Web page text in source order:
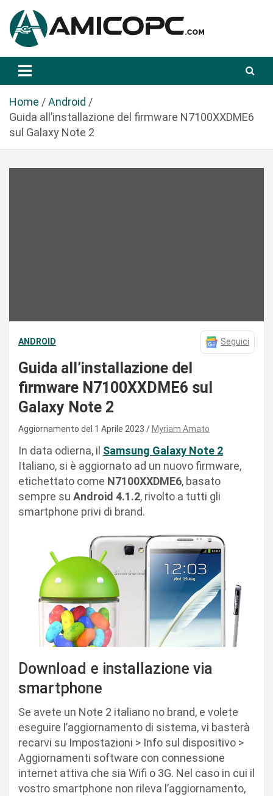
a
Amicopc.com
Home
Android
Guida all’installazione del firmware N7100XXDME6
sul Galaxy Note 2
ANDROID Seguici
Guida all’installazione del
firmware N7100XXDME6 sul
Galaxy Note 2
Aggiornamento del 1 Aprile 2023 Myriam Amato
In data odierna, il Samsung Galaxy Note 2
Italiano, si è aggiornato ad un nuovo firmware,
etichettato come N7100XXDME6, basato
sempre su Android 4.1.2, rivolto a tutti gli
smartphone privi di brand.
Download e installazione via
smartphone
Se avete un Note 2 italiano no brand, e volete
eseguire l’aggiornamento di sistema, vi basterà
recarvi su Impostazioni > Info sul dispositivo >
Aggiornamenti software con connessione
internet attiva che sia Wifi o 3G. Nel caso in cui il
vostro smartphone non rileva l’aggiornamento,